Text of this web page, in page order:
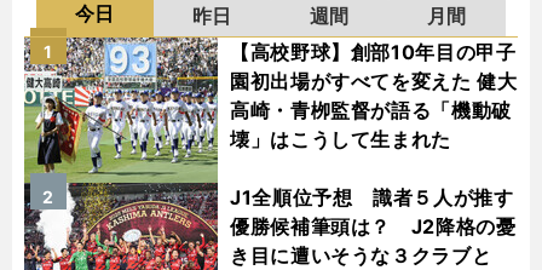
今日 昨日 週間
月間
【高校野球】創部10年目の甲子
園初出場がすべてを変えた 健大
高崎・青栁監督が語る「機動破
壊」はこうして生まれた
1
J1全順位予想 識者５人が推す
優勝候補筆頭は？ J2降格の憂
き目に遭いそうな３クラブと
2